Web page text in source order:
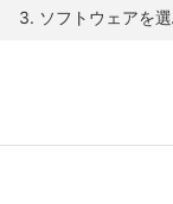
3. ソフトウェアを